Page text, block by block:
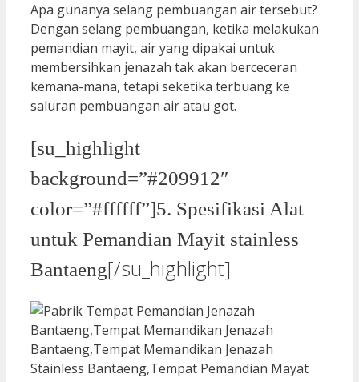
Apa gunanya selang pembuangan air tersebut?
Dengan selang pembuangan, ketika melakukan
pemandian mayit, air yang dipakai untuk
membersihkan jenazah tak akan berceceran
kemana-mana, tetapi seketika terbuang ke
saluran pembuangan air atau got.
[su_highlight
background=”#209912″
color=”#ffffff”]5. Spesifikasi Alat
untuk Pemandian Mayit stainless
Bantaeng[/su_highlight]